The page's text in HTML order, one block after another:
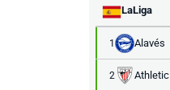
LaLiga
1 Alavés
2 Athletic